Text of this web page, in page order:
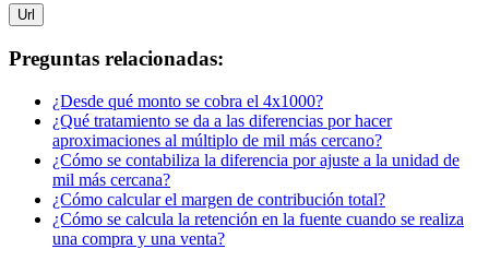
Url
Preguntas relacionadas:
¿Desde qué monto se cobra el 4x1000?
¿Qué tratamiento se da a las diferencias por hacer
aproximaciones al múltiplo de mil más cercano?
¿Cómo se contabiliza la diferencia por ajuste a la unidad de
mil más cercana?
¿Cómo calcular el margen de contribución total?
¿Cómo se calcula la retención en la fuente cuando se realiza
una compra y una venta?